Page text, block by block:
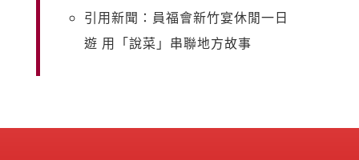
引用新聞：員福會新竹宴休閒一日
遊 用「說菜」串聯地方故事